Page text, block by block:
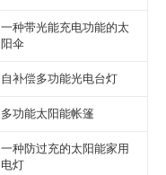
一种带光能充电功能的太
阳伞
自补偿多功能光电台灯
多功能太阳能帐篷
一种防过充的太阳能家用
电灯